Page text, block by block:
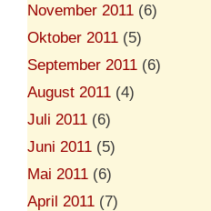
November 2011 (6)
Oktober 2011 (5)
September 2011 (6)
August 2011 (4)
Juli 2011 (6)
Juni 2011 (5)
Mai 2011 (6)
April 2011 (7)